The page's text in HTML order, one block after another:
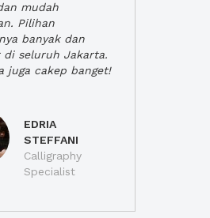
mudah
Pilihan
banyak dan
di seluruh Jakarta.
juga cakep banget!
EDRIA
STEFFANI
Calligraphy
Specialist